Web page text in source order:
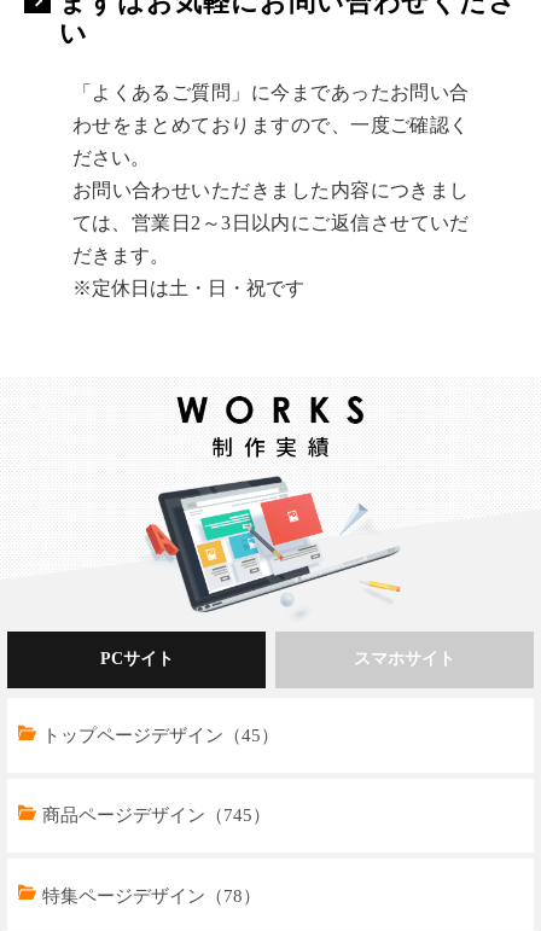
い
「よくあるご質問」に今まであったお問い合
わせをまとめておりますので、一度ご確認く
ださい。
お問い合わせいただきました内容につきまし
ては、営業日2～3日以内にご返信させていだ
だきます。
※定休日は土・日・祝です
PCサイト
トップページデザイン（45）
商品ページデザイン（745）
特集ページデザイン（78）
スマホサイト